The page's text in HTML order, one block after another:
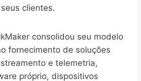
clientes.
consolidou seu modelo
fornecimento de soluções
e telemetria,
próprio, dispositivos